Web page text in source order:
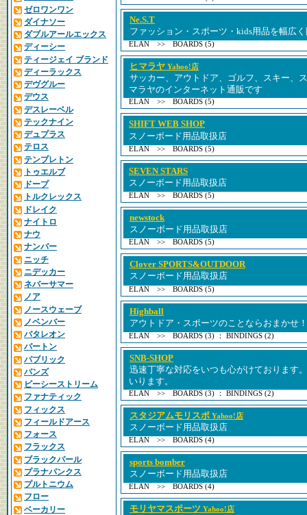
ゼロワンワン
ダイナソー
ダブルアールエックス
ディーシー
ティージェイ ブランド
ディーラックス
デヴグルー
デウス
デスレーベル
テックナイン
デュプラス
テロス
テンプレトン
トゥエルブ
ドープ
トルクレックス
ドレイク
ナイトロ
ナウ
ナンバー
ニッチ
ニデッカー
ネバーサマー
ノア
ノースウェーブ
ノベンバー
バタレオン
バートン
パブリック
バンズ
ビーシーストリーム
ファナティック
フィックス
フィールドアース
フォース
フラックス
ブラックパール
プラナパンクス
プルトニウム
フロー
ベーカリー
Ne.S.T
ファッション・スポーツ・kids用品を幅広
ELAN >> BOARDS (5)
ヒマラヤ Yahoo!店
サッカー、アウトドア、ゴルフ、スキー、
マラヤのインターネット通販です
ELAN >> BOARDS (5)
SHIFT WEB SHOP
スノーボード用品取扱店
ELAN >> BOARDS (5)
SEVEN STARS
スノーボード用品取扱店
ELAN >> BOARDS (5)
newstock
スノーボード用品取扱店
ELAN >> BOARDS (5)
Clover SPORTS&OUTDOOR
スノーボード用品取扱店
ELAN >> BOARDS (5)
Highball
アウトドア・スポーツのことならおまかせ
ELAN >> BOARDS (3) ： BINDINGS (2)
SNB-SHOP
迅速丁寧な対応をいつも心がけております
いります。
ELAN >> BOARDS (3) ： BINDINGS (2)
スタジアムモリスポ Yahoo!店
スノーボード用品取扱店
ELAN >> BOARDS (4)
sports bomber
スノーボード用品取扱店
ELAN >> BOARDS (4)
モリヤマスポーツ Yahoo!店